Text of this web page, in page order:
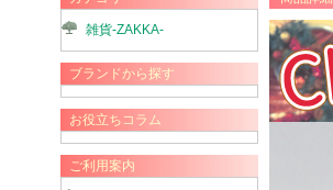
雑貨-ZAKKA-
ブランドから探す
お役立ちコラム
ご利用案内